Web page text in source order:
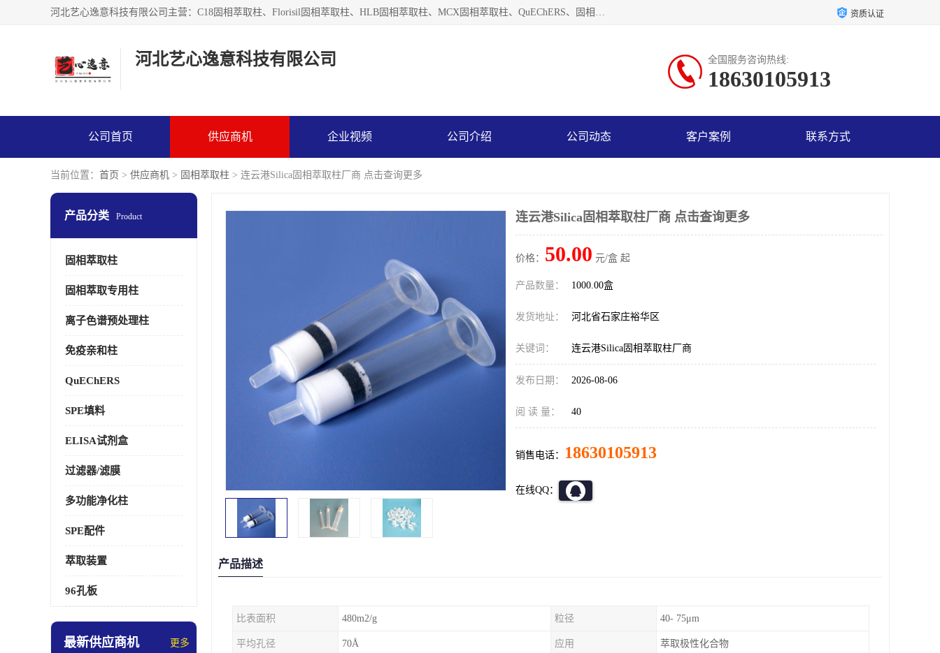
河北艺心逸意科技有限公司主营：C18固相萃取柱、Florisil固相萃取柱、HLB固相萃取柱、MCX固相萃取柱、QuEChERS、固相萃取空柱、针式过滤器 、固相萃取柱、黄曲霉毒素亲和柱。全国咨询热线：18630105913。河北艺心逸意科技有限公司接受来样定做，我们秉承着“顾客至上，锐意进取”的经营理念，坚持客户至上的原则为广大客户提供优质的服务，欢迎广大客户惠顾！免费咨询！ 资质认证
河北艺心逸意科技有限公司 全国服务咨询热线:
18630105913
公司首页 供应商机 企业视频 公司介绍 公司动态 客户案例 联系方式
当前位置： 首页 > 供应商机 > 固相萃取柱 > 连云港Silica固相萃取柱厂商 点击查询更多
产品分类 Product
固相萃取柱
固相萃取专用柱
离子色谱预处理柱
免疫亲和柱
QuEChERS
SPE填料
ELISA试剂盒
过滤器/滤膜
多功能净化柱
SPE配件
萃取装置
96孔板
最新供应商机 更多
连云港Silica固相萃取柱厂商 点击查询更多
价格： 50.00 元/盒 起
产品数量： 1000.00盒
发货地址： 河北省石家庄裕华区
关键词： 连云港Silica固相萃取柱厂商
发布日期： 2026-08-06
阅 读 量： 40
销售电话： 18630105913
在线QQ：
产品描述
比表面积 480m2/g 粒径 40- 75μm
平均孔径 70Å 应用 萃取极性化合物